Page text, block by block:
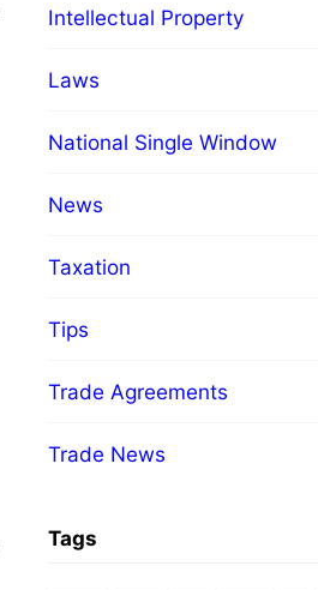
Intellectual Property
Laws
National Single Window
News
Taxation
Tips
Trade Agreements
Trade News
Tags